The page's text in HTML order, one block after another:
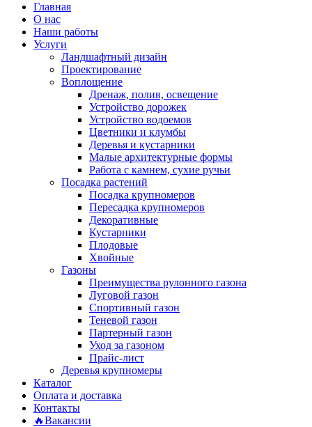
Главная
О нас
Наши работы
Услуги
Ландшафтный дизайн
Проектирование
Воплощение
Дренаж, полив, освещение
Устройство дорожек
Устройство водоемов
Цветники и клумбы
Деревья и кустарники
Малые архитектурные формы
Работа с камнем, сухие ручьи
Посадка растений
Посадка крупномеров
Пересадка крупномеров
Декоративные
Кустарники
Плодовые
Хвойные
Газоны
Преимущества рулонного газона
Луговой газон
Спортивный газон
Теневой газон
Партерный газон
Уход за газоном
Прайс-лист
Деревья крупномеры
Каталог
Оплата и доставка
Контакты
🔥Вакансии